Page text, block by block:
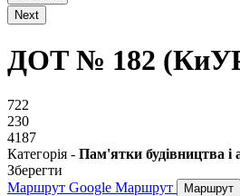
Next
ДОТ № 182
722
230
4187
Категорія - Пам'ятки будівництва і
Зберегти
Маршрут Google Маршрут Маршрут